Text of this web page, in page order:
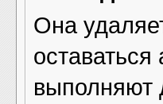
Она
выполняют